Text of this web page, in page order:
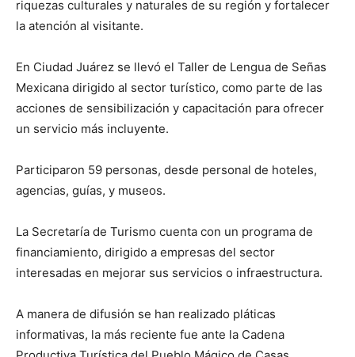
riquezas culturales y naturales de su región y fortalecer
la atención al visitante.
En Ciudad Juárez se llevó el Taller de Lengua de Señas
Mexicana dirigido al sector turístico, como parte de las
acciones de sensibilización y capacitación para ofrecer
un servicio más incluyente.
Participaron 59 personas, desde personal de hoteles,
agencias, guías, y museos.
La Secretaría de Turismo cuenta con un programa de
financiamiento, dirigido a empresas del sector
interesadas en mejorar sus servicios o infraestructura.
A manera de difusión se han realizado pláticas
informativas, la más reciente fue ante la Cadena